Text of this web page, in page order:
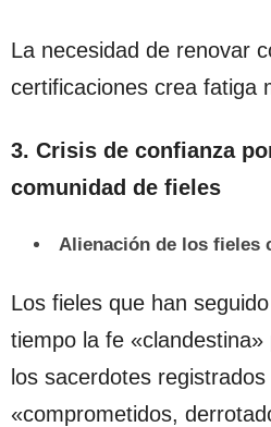
La necesidad de renovar
certificaciones crea fatiga
3. Crisis de confianza
comunidad de fieles
Alienación de los fieles
Los fieles que han
tiempo la fe
los sacerdotes
«comprometidos,